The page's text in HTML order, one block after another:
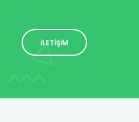
İLETİŞİM